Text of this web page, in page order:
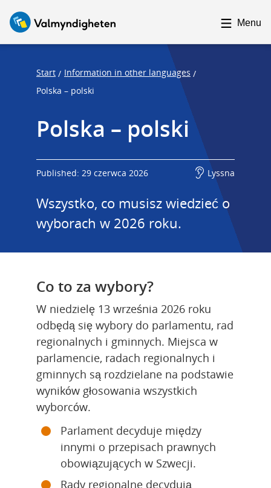
Menu
Start / Information in other languages /
Polska – polski
Polska – polski
Published: 29 czerwca 2026 Lyssna
Wszystko, co musisz wiedzieć o
wyborach w 2026 roku.
Co to za wybory?
W niedzielę 13 września 2026 roku
odbędą się wybory do parlamentu, rad
regionalnych i gminnych. Miejsca w
parlamencie, radach regionalnych i
gminnych są rozdzielane na podstawie
wyników głosowania wszystkich
wyborców.
Parlament decyduje między
innymi o przepisach prawnych
obowiązujących w Szwecji.
Rady regionalne decydują
c
c